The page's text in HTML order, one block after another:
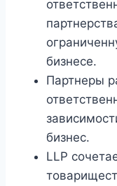
бизнесе.
Партнеры
бизнес.
LLP